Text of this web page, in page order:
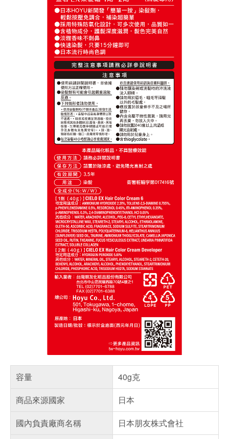
容量
40g克
商品來源國家
日本
國內負責廠商名稱
日本朋友株式會社